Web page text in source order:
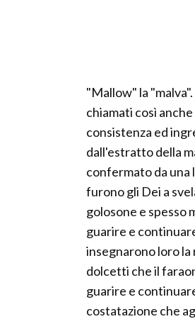
"Mallow" la
chiamati così
consistenza ed
dall'estratto della
confermato da una
furono gli Dei a
golosone e spesso
guarire e
insegnarono loro la
dolcetti che il
guarire e
costatazione che